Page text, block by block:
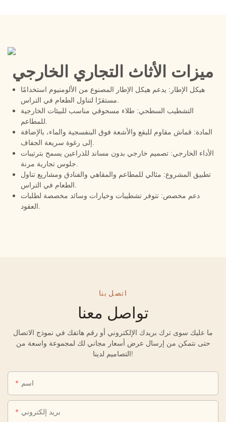
ميزات الأثاث التجاري الخارجي
هيكل الإطار: يدعم هيكل الإطار المصنوع من الألومنيوم استخدامًا
مستقرًا لتناول الطعام في التراس.
التشطيب السطحي: طلاء مسحوقي مناسب للبيئات الخارجية
للمطاعم.
المادة: قماش مقاوم للبقع والأشعة فوق البنفسجية والماء، بالإضافة
إلى رغوة سريعة الجفاف.
الأداء الخارجي: تصميم خارجي بدون مساند للذراعين يسمح بترتيبات
جلوس تجارية مرنة.
تطبيق المشروع: مثالي للمطاعم والمقاهي والفنادق ومشاريع تناول
الطعام في التراس.
دعم مخصص: تتوفر تشطيبات وخيارات وسائد مخصصة لطلبات
العقود.
اتصل بنا
تواصل معنا
ما عليك سوى ترك بريدك الإلكتروني أو رقم هاتفك في نموذج الاتصال
حتى نتمكن من إرسال عرض أسعار مجاني لك لمجموعة واسعة من
التصاميم لدينا!
اسم
بريد إلكتروني